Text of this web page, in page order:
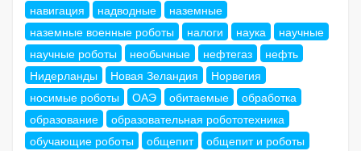
навигация
надводные
наземные
наземные военные роботы
налоги наука
научные
научные роботы
необычные нефтегаз
нефть
Нидерланды
Новая Зеландия
Норвегия
носимые роботы
ОАЭ обитаемые
обработка
образование
образовательная робототехника
обучающие роботы
общепит
общепит и роботы